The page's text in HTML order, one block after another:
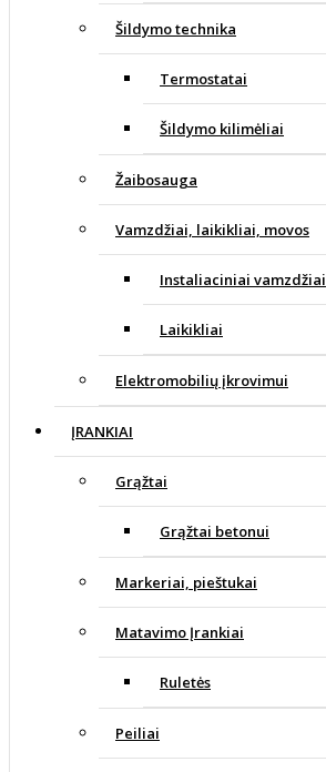
Šildymo technika
Termostatai
Šildymo kilimėliai
Žaibosauga
Vamzdžiai, laikikliai, movos
Instaliaciniai vamzdžiai
Laikikliai
Elektromobilių įkrovimui
ĮRANKIAI
Grąžtai
Grąžtai betonui
Markeriai, pieštukai
Matavimo Įrankiai
Ruletės
Peiliai